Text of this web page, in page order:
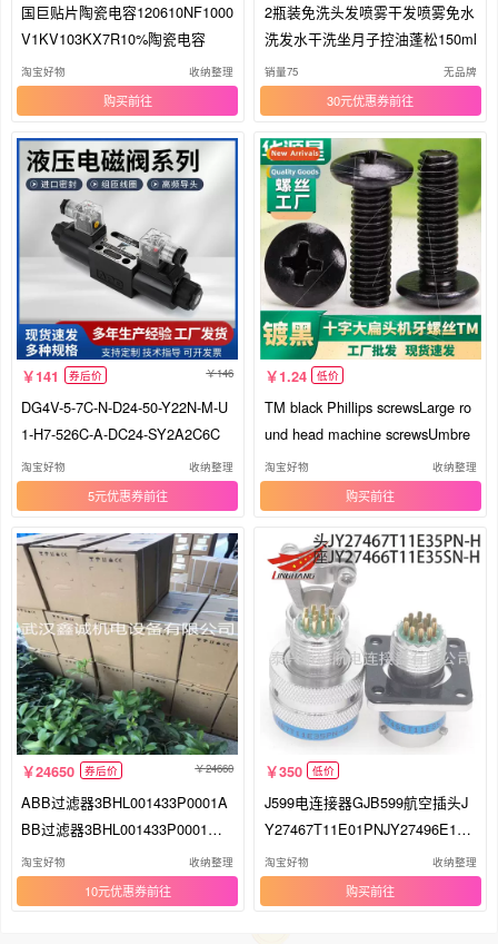
国巨贴片陶瓷电容120610NF1000
V1KV103KX7R10%陶瓷电容
淘宝好物 收纳整理
购买
2瓶装免洗头发喷雾干发喷雾免水
洗发水干洗坐月子控油蓬松150ml
销量75 无品牌
30元优惠券
141 券后价 146
DG4V-5-7C-N-D24-50-Y22N-M-U
1-H7-526C-A-DC24-SY2A2C6C
淘宝好物 收纳整理
5元优惠券
1.24 低价
TM black Phillips screwsLarge ro
und head machine screwsUmbre
淘宝好物 收纳整理
购买
24650 券后价 24660
ABB过滤器3BHL001433P0001A
BB过滤器3BHL001433P0001现
货供应
淘宝好物 收纳整理
10元优惠券
350 低价
J599电连接器GJB599航空插头J
Y27467T11E01PNJY27496E11F
01SN
淘宝好物 收纳整理
购买